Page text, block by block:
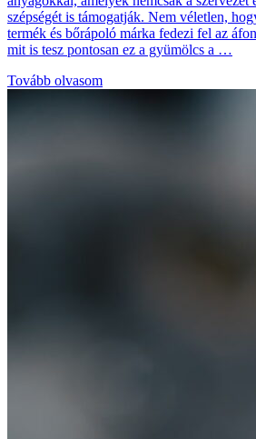
szépségét is támogatják. Nem véletlen,
termék és bőrápoló márka fedezi fel az
mit is tesz pontosan ez a gyümölcs a …
Tovább olvasom